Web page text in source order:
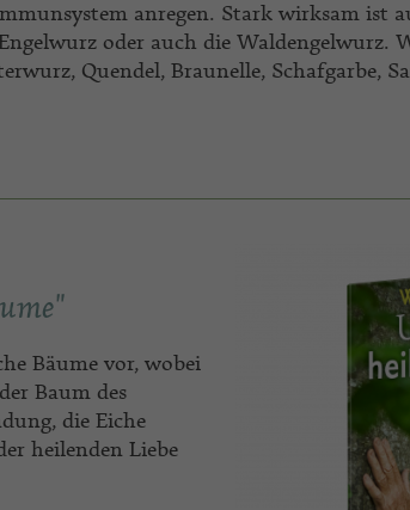
anregen. Stark wirksam ist
oder auch die Waldengelwurz.
Quendel, Braunelle, Schafgarbe,
Bäume vor, wobei
Baum des
die Eiche
heilenden Liebe